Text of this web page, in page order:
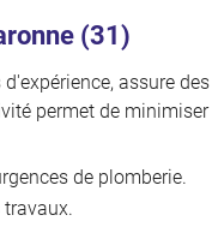
(31)
assure
permet de
de plomberie.